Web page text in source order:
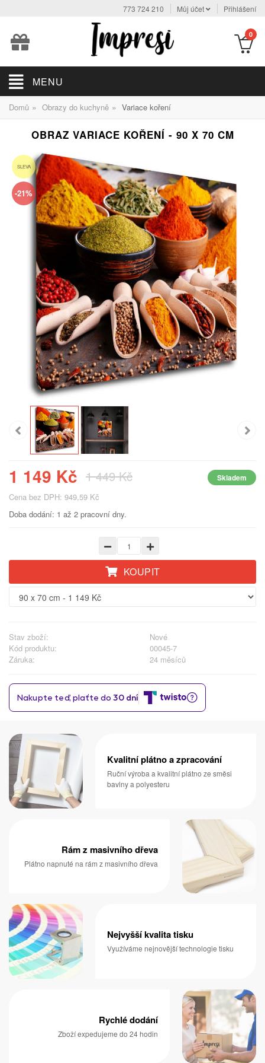
773 724 210 Můj účet Přihlášení
0
MENU
Domů » Obrazy do kuchyně » Variace koření
OBRAZ VARIACE KOŘENÍ - 90 X 70 CM
SLEVA
-21%
1 149 Kč 1 449 Kč Skladem
Cena bez DPH: 949,59 Kč
Doba dodání: 1 až 2 pracovní dny.
KOUPIT
Stav zboží:
Nové
Kód produktu:
00045-7
Záruka:
24 měsíců
Kvalitní plátno a zpracování
Ruční výroba a kvalitní plátno ze směsi
bavlny a polyesteru
Rám z masivního dřeva
Plátno napnuté na rám z masivního dřeva
Nejvyšší kvalita tisku
Využíváme nejnovější technologie tisku
Rychlé dodání
Zboží expedujeme do 24 hodin